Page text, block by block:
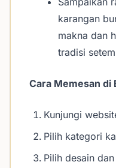
karangan
makna dan
tradisi
Cara Memesan di
Kunjungi
Pilih kategori
Pilih desain